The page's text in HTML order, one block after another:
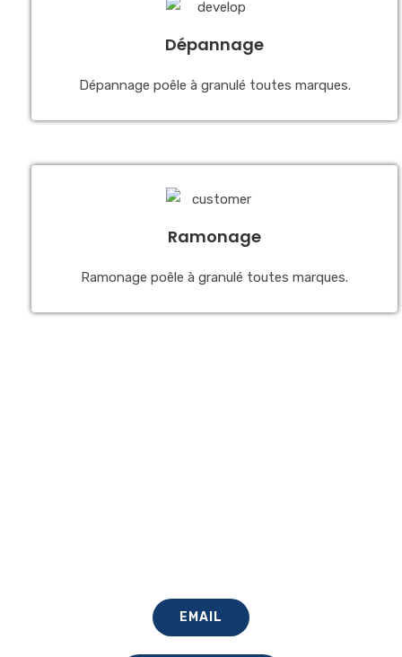
Dépannage
Dépannage poêle à granulé toutes marques.
Ramonage
Ramonage poêle à granulé toutes marques.
EMAIL